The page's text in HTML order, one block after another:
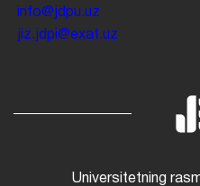
info@jdpu.uz
jiz.jdpi@exat.uz
Universitetning